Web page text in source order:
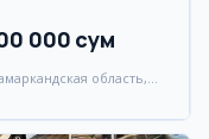
000 сум
область,